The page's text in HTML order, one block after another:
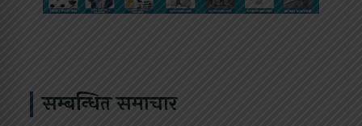
सम्बन्धित समाचार